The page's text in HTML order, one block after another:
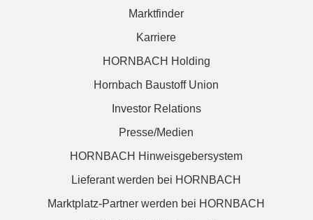
Marktfinder
Karriere
HORNBACH Holding
Hornbach Baustoff Union
Investor Relations
Presse/Medien
HORNBACH Hinweisgebersystem
Lieferant werden bei HORNBACH
Marktplatz-Partner werden bei HORNBACH